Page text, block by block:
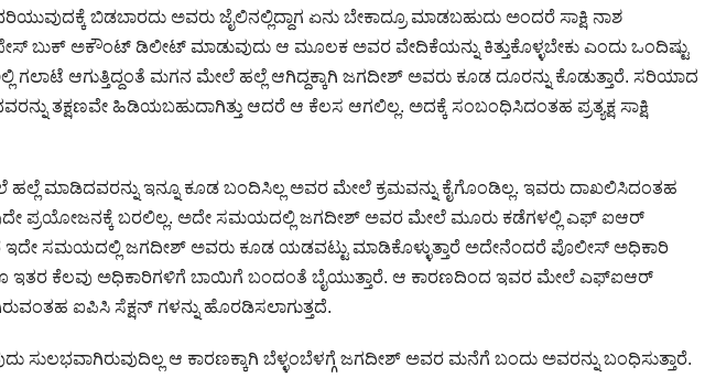
ಬಿಡಬಾರದು ಅವರು ಜೈಲಿನಲ್ಲಿದ್ದಾಗ ಏನು ಬೇಕಾದ್ರೂ ಮಾಡಬಹುದು ಅಂದರೆ ಸಾಕ್ಷಿ ನಾಶ
ಬುಕ್ ಅಕೌಂಟ್ ಡಿಲೀಟ್ ಮಾಡುವುದು ಆ ಮೂಲಕ ಅವರ ವೇದಿಕೆಯನ್ನು ಕಿತ್ತುಕೊಳ್ಳಬೇಕು ಎಂದು ಒಂದಿಷ್ಟು
ಗಲಾಟೆ ಆಗುತ್ತಿದ್ದಂತೆ ಮಗನ ಮೇಲೆ ಹಲ್ಲೆ ಆಗಿದ್ದಕ್ಕಾಗಿ ಜಗದೀಶ್ ಅವರು ಕೂಡ ದೂರನ್ನು ಕೊಡುತ್ತಾರೆ. ಸರಿಯಾದ
ತಕ್ಷಣವೇ ಹಿಡಿಯಬಹುದಾಗಿತ್ತು ಆದರೆ ಆ ಕೆಲಸ ಆಗಲಿಲ್ಲ. ಅದಕ್ಕೆ ಸಂಬಂಧಿಸಿದಂತಹ ಪ್ರತ್ಯಕ್ಷ ಸಾಕ್ಷಿ
ಮಾಡಿದವರನ್ನು ಇನ್ನೂ ಕೂಡ ಬಂದಿಸಿಲ್ಲ ಅವರ ಮೇಲೆ ಕ್ರಮವನ್ನು ಕೈಗೊಂಡಿಲ್ಲ. ಇವರು ದಾಖಲಿಸಿದಂತಹ
ಪ್ರಯೋಜನಕ್ಕೆ ಬರಲಿಲ್ಲ. ಅದೇ ಸಮಯದಲ್ಲಿ ಜಗದೀಶ್ ಅವರ ಮೇಲೆ ಮೂರು ಕಡೆಗಳಲ್ಲಿ ಎಫ್ ಐಆರ್
ಇದೇ ಸಮಯದಲ್ಲಿ ಜಗದೀಶ್ ಅವರು ಕೂಡ ಯಡವಟ್ಟು ಮಾಡಿಕೊಳ್ಳುತ್ತಾರೆ ಅದೇನೆಂದರೆ ಪೊಲೀಸ್ ಅಧಿಕಾರಿ
ಕೆಲವು ಅಧಿಕಾರಿಗಳಿಗೆ ಬಾಯಿಗೆ ಬಂದಂತೆ ಬೈಯುತ್ತಾರೆ. ಆ ಕಾರಣದಿಂದ ಇವರ ಮೇಲೆ ಎಫ್ಐಆರ್
ಐಪಿಸಿ ಸೆಕ್ಷನ್ ಗಳನ್ನು ಹೊರಡಿಸಲಾಗುತ್ತದೆ.
ಸುಲಭವಾಗಿರುವುದಿಲ್ಲ ಆ ಕಾರಣಕ್ಕಾಗಿ ಬೆಳ್ಳಂಬೆಳಗ್ಗೆ ಜಗದೀಶ್ ಅವರ ಮನೆಗೆ ಬಂದು ಅವರನ್ನು ಬಂಧಿಸುತ್ತಾರೆ.